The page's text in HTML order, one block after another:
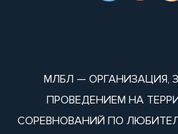
МЛБЛ —
ПРОВЕДЕНИЕМ НА
СОРЕВНОВАНИЙ ПО